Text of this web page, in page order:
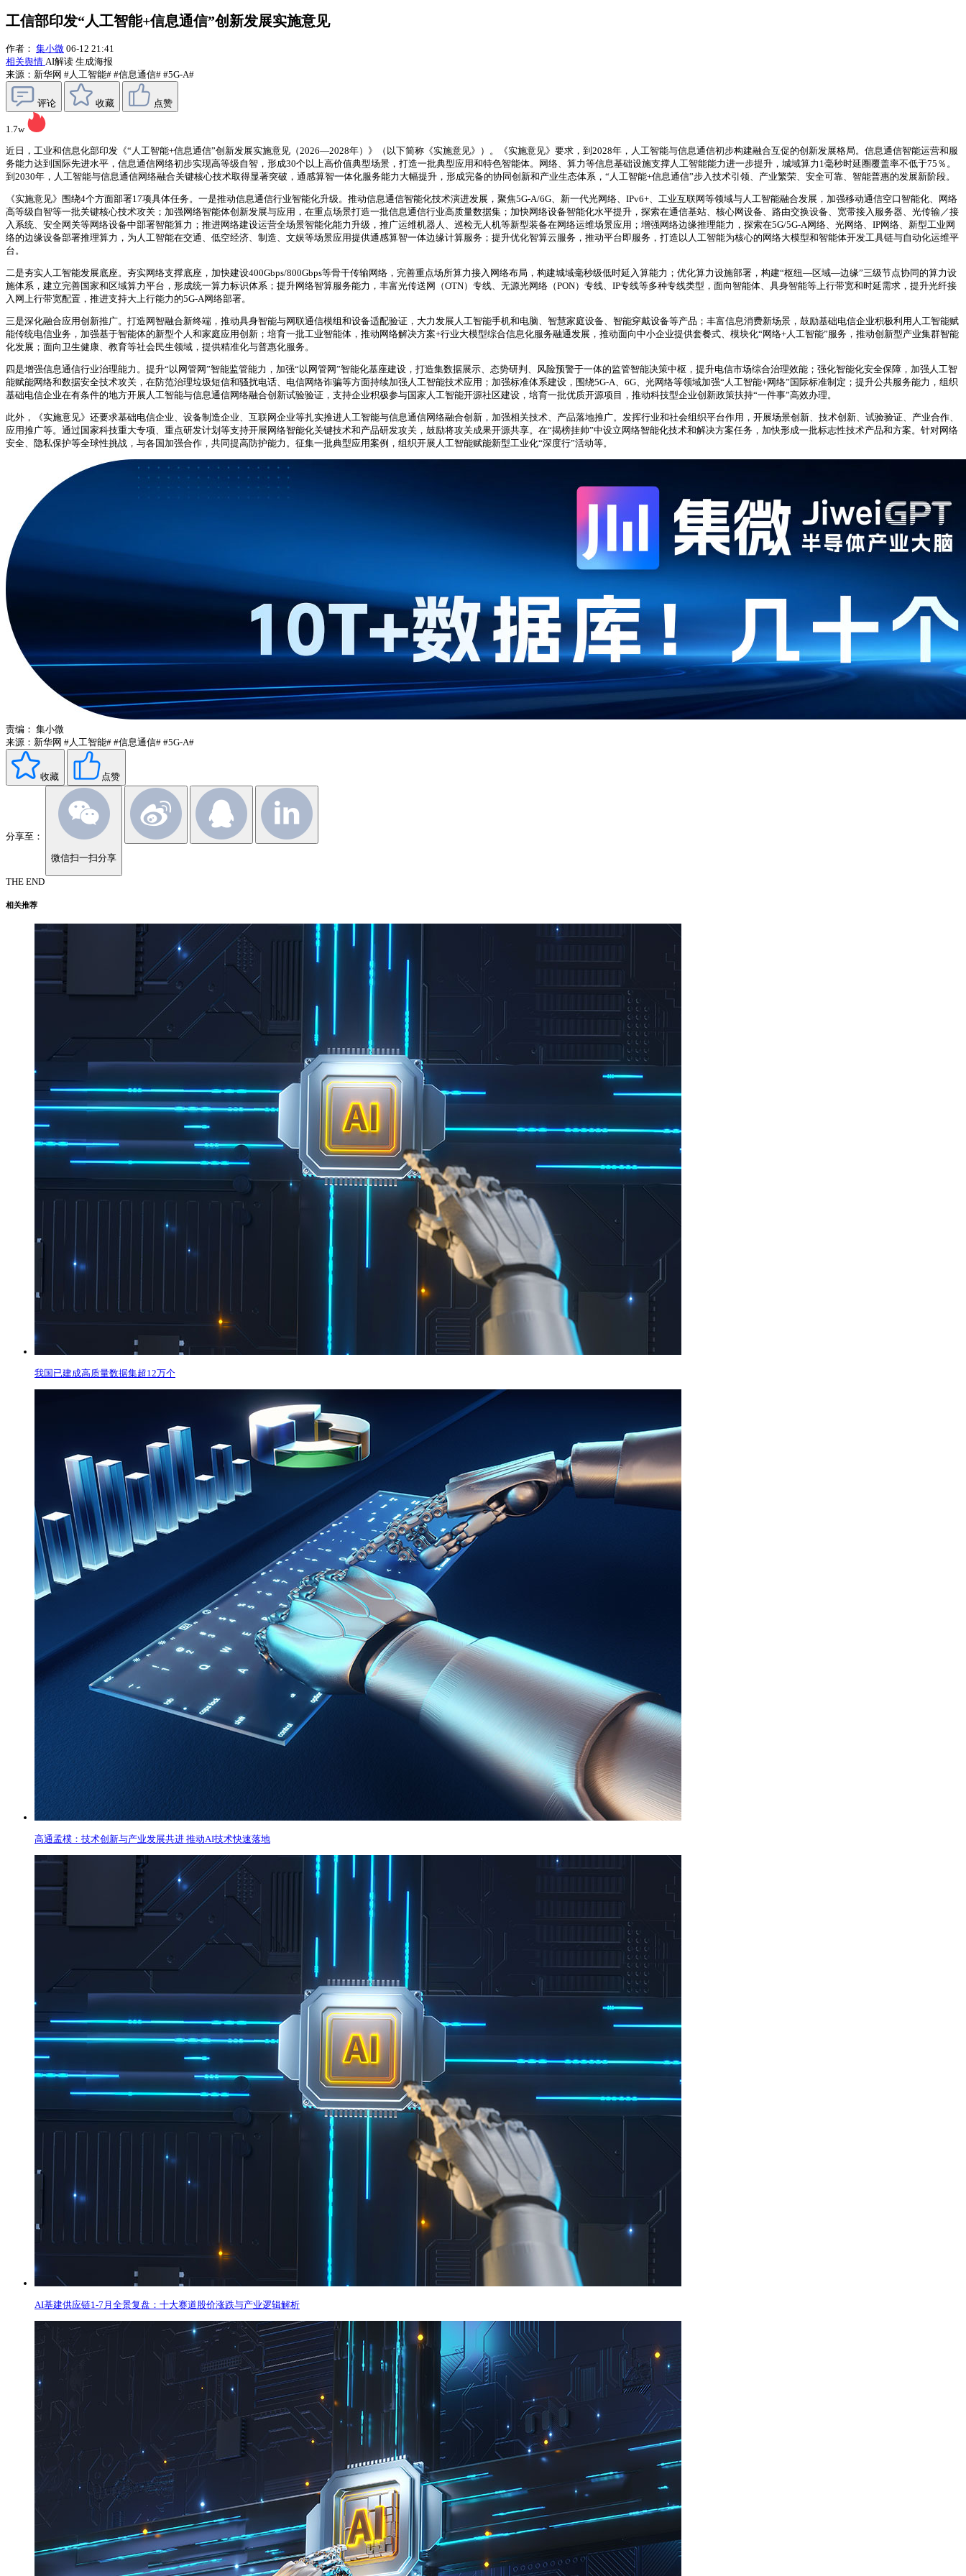
工信部印发“人工智能+信息通信”创新发展实施意见
作者： 集小微 06-12 21:41
相关舆情 AI解读 生成海报
来源：新华网 #人工智能# #信息通信# #5G-A#
评论 收藏 点赞
1.7w
近日，工业和信息化部印发《“人工智能+信息通信”创新发展实施意见（2026—2028年）》（以下简称《实施意见》）。《实施意见》要求，到2028年，人工智能与信息通信初步构建融合互促的创新发展格局。信息通信智能运营和服
务能力达到国际先进水平，信息通信网络初步实现高等级自智，形成30个以上高价值典型场景，打造一批典型应用和特色智能体。网络、算力等信息基础设施支撑人工智能能力进一步提升，城域算力1毫秒时延圈覆盖率不低于75％。
到2030年，人工智能与信息通信网络融合关键核心技术取得显著突破，通感算智一体化服务能力大幅提升，形成完备的协同创新和产业生态体系，“人工智能+信息通信”步入技术引领、产业繁荣、安全可靠、智能普惠的发展新阶段。
《实施意见》围绕4个方面部署17项具体任务。一是推动信息通信行业智能化升级。推动信息通信智能化技术演进发展，聚焦5G-A/6G、新一代光网络、IPv6+、工业互联网等领域与人工智能融合发展，加强移动通信空口智能化、网络
高等级自智等一批关键核心技术攻关；加强网络智能体创新发展与应用，在重点场景打造一批信息通信行业高质量数据集；加快网络设备智能化水平提升，探索在通信基站、核心网设备、路由交换设备、宽带接入服务器、光传输／接
入系统、安全网关等网络设备中部署智能算力；推进网络建设运营全场景智能化能力升级，推广运维机器人、巡检无人机等新型装备在网络运维场景应用；增强网络边缘推理能力，探索在5G/5G-A网络、光网络、IP网络、新型工业网
络的边缘设备部署推理算力，为人工智能在交通、低空经济、制造、文娱等场景应用提供通感算智一体边缘计算服务；提升优化智算云服务，推动平台即服务，打造以人工智能为核心的网络大模型和智能体开发工具链与自动化运维平
台。
二是夯实人工智能发展底座。夯实网络支撑底座，加快建设400Gbps/800Gbps等骨干传输网络，完善重点场所算力接入网络布局，构建城域毫秒级低时延入算能力；优化算力设施部署，构建“枢纽—区域—边缘”三级节点协同的算力设
施体系，建立完善国家和区域算力平台，形成统一算力标识体系；提升网络智算服务能力，丰富光传送网（OTN）专线、无源光网络（PON）专线、IP专线等多种专线类型，面向智能体、具身智能等上行带宽和时延需求，提升光纤接
入网上行带宽配置，推进支持大上行能力的5G-A网络部署。
三是深化融合应用创新推广。打造网智融合新终端，推动具身智能与网联通信模组和设备适配验证，大力发展人工智能手机和电脑、智慧家庭设备、智能穿戴设备等产品；丰富信息消费新场景，鼓励基础电信企业积极利用人工智能赋
能传统电信业务，加强基于智能体的新型个人和家庭应用创新；培育一批工业智能体，推动网络解决方案+行业大模型综合信息化服务融通发展，推动面向中小企业提供套餐式、模块化“网络+人工智能”服务，推动创新型产业集群智能
化发展；面向卫生健康、教育等社会民生领域，提供精准化与普惠化服务。
四是增强信息通信行业治理能力。提升“以网管网”智能监管能力，加强“以网管网”智能化基座建设，打造集数据展示、态势研判、风险预警于一体的监管智能决策中枢，提升电信市场综合治理效能；强化智能化安全保障，加强人工智
能赋能网络和数据安全技术攻关，在防范治理垃圾短信和骚扰电话、电信网络诈骗等方面持续加强人工智能技术应用；加强标准体系建设，围绕5G-A、6G、光网络等领域加强“人工智能+网络”国际标准制定；提升公共服务能力，组织
基础电信企业在有条件的地方开展人工智能与信息通信网络融合创新试验验证，支持企业积极参与国家人工智能开源社区建设，培育一批优质开源项目，推动科技型企业创新政策扶持“一件事”高效办理。
此外，《实施意见》还要求基础电信企业、设备制造企业、互联网企业等扎实推进人工智能与信息通信网络融合创新，加强相关技术、产品落地推广。发挥行业和社会组织平台作用，开展场景创新、技术创新、试验验证、产业合作、
应用推广等。通过国家科技重大专项、重点研发计划等支持开展网络智能化关键技术和产品研发攻关，鼓励将攻关成果开源共享。在“揭榜挂帅”中设立网络智能化技术和解决方案任务，加快形成一批标志性技术产品和方案。针对网络
安全、隐私保护等全球性挑战，与各国加强合作，共同提高防护能力。征集一批典型应用案例，组织开展人工智能赋能新型工业化“深度行”活动等。
责编： 集小微
来源：新华网 #人工智能# #信息通信# #5G-A#
收藏 点赞
分享至：
微信扫一扫分享
THE END
相关推荐
我国已建成高质量数据集超12万个
高通孟樸：技术创新与产业发展共进 推动AI技术快速落地
AI基建供应链1-7月全景复盘：十大赛道股价涨跌与产业逻辑解析